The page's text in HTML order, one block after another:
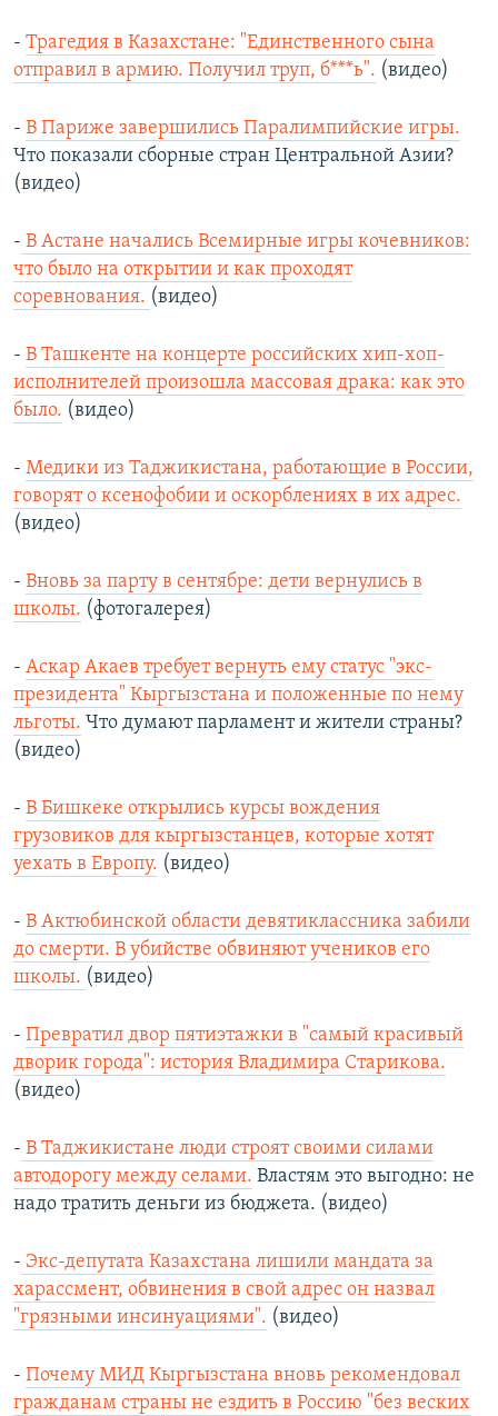
- Трагедия в Казахстане: "Единственного сына
отправил в армию. Получил труп, б***ь". (видео)
- В Париже завершились Паралимпийские игры.
Что показали сборные стран Центральной Азии?
(видео)
- В Астане начались Всемирные игры кочевников:
что было на открытии и как проходят
соревнования. (видео)
- В Ташкенте на концерте российских хип-хоп-
исполнителей произошла массовая драка: как это
было. (видео)
- Медики из Таджикистана, работающие в России,
говорят о ксенофобии и оскорблениях в их адрес.
(видео)
- Вновь за парту в сентябре: дети вернулись в
школы. (фотогалерея)
- Аскар Акаев требует вернуть ему статус "экс-
президента" Кыргызстана и положенные по нему
льготы. Что думают парламент и жители страны?
(видео)
- В Бишкеке открылись курсы вождения
грузовиков для кыргызстанцев, которые хотят
уехать в Европу. (видео)
- В Актюбинской области девятиклассника забили
до смерти. В убийстве обвиняют учеников его
школы. (видео)
- Превратил двор пятиэтажки в "самый красивый
дворик города": история Владимира Старикова.
(видео)
- В Таджикистане люди строят своими силами
автодорогу между селами. Властям это выгодно: не
надо тратить деньги из бюджета. (видео)
- Экс-депутата Казахстана лишили мандата за
харассмент, обвинения в свой адрес он назвал
"грязными инсинуациями". (видео)
- Почему МИД Кыргызстана вновь рекомендовал
гражданам страны не ездить в Россию "без веских